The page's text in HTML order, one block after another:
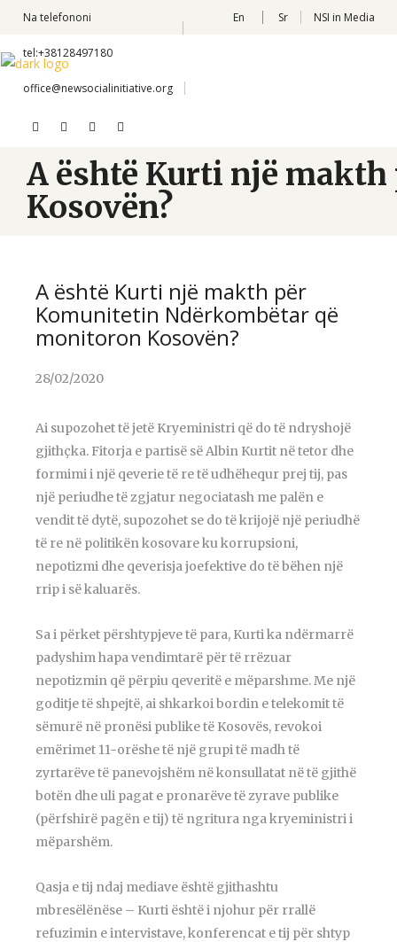
Na telefononi
tel:+38128497180
office@newsocialinitiative.org
En Sr NSI in Media
A është Kurti një
Kosovën?
A është Kurti një makth për
Komunitetin Ndërkombëtar që
monitoron Kosovën?
28/02/2020
Ai supozohet të jetë Kryeministri që do të ndryshojë
gjithçka. Fitorja e partisë së Albin Kurtit në tetor dhe
formimi i një qeverie të re të udhëhequr prej tij, pas
një periudhe të zgjatur negociatash me palën e
vendit të dytë, supozohet se do të krijojë një periudhë
të re në politikën kosovare ku korrupsioni,
nepotizmi dhe qeverisja joefektive do të bëhen një
rrip i së kaluarës.
Sa i përket përshtypjeve të para, Kurti ka ndërmarrë
padyshim hapa vendimtarë për të rrëzuar
nepotizmin që përpiu qeveritë e mëparshme. Me një
goditje të shpejtë, ai shkarkoi bordin e telekomit të
sëmurë në pronësi publike të Kosovës, revokoi
emërimet 11-orëshe të një grupi të madh të
zyrtarëve të panevojshëm në konsullatat në të gjithë
botën dhe uli pagat e pronarëve të zyrave publike
(përfshirë pagën e tij) të ngritura nga kryeministri i
mëparshëm.
Qasja e tij ndaj mediave është gjithashtu
mbresëlënëse – Kurti është i njohur për rrallë
refuzimin e intervistave, konferencat e tij për shtyp